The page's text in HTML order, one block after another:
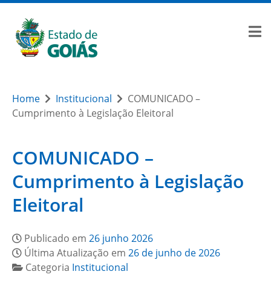
Home Institucional
COMUNICADO –
Cumprimento à Legislação Eleitoral
COMUNICADO –
Cumprimento à Legislação
Eleitoral
Publicado em 26 junho 2026
Última Atualização em 26 de junho de 2026
Categoria Institucional